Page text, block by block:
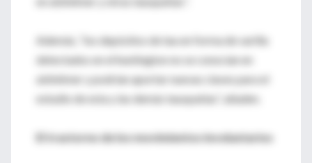
Además, “los depósitos de tau en forma de varilla
detectados en el huntington no se conocían en
alzhéimer y podrían aportar nuevas claves para el
estudio de esta y las demás tauopatías”, añaden.
El trastorno de los movimientos involuntarios